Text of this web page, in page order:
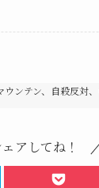
ンテン、自殺反対
アしてね！